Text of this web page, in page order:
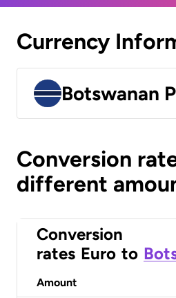
Currency
Botswanan
Conversion
different
Conversion
rates Euro to
Amount